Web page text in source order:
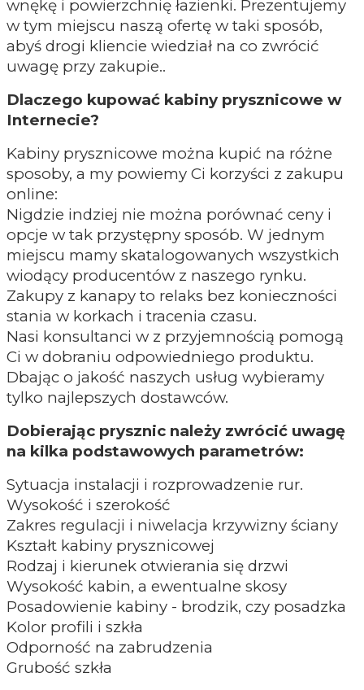
wnękę i powierzchnię łazienki. Prezentujemy
w tym miejscu naszą ofertę w taki sposób,
abyś drogi kliencie wiedział na co zwrócić
uwagę przy zakupie..
Dlaczego kupować kabiny prysznicowe w
Internecie?
Kabiny prysznicowe można kupić na różne
sposoby, a my powiemy Ci korzyści z zakupu
online:
Nigdzie indziej nie można porównać ceny i
opcje w tak przystępny sposób. W jednym
miejscu mamy skatalogowanych wszystkich
wiodący producentów z naszego rynku.
Zakupy z kanapy to relaks bez konieczności
stania w korkach i tracenia czasu.
Nasi konsultanci w z przyjemnością pomogą
Ci w dobraniu odpowiedniego produktu.
Dbając o jakość naszych usług wybieramy
tylko najlepszych dostawców.
Dobierając prysznic należy zwrócić uwagę
na kilka podstawowych parametrów:
Sytuacja instalacji i rozprowadzenie rur.
Wysokość i szerokość
Zakres regulacji i niwelacja krzywizny ściany
Kształt kabiny prysznicowej
Rodzaj i kierunek otwierania się drzwi
Wysokość kabin, a ewentualne skosy
Posadowienie kabiny - brodzik, czy posadzka
Kolor profili i szkła
Odporność na zabrudzenia
Grubość szkła